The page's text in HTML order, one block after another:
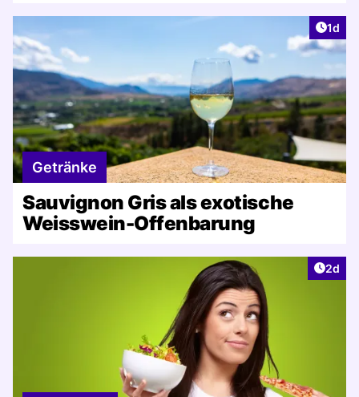
1d
Getränke
Sauvignon Gris als exotische
Weisswein-Offenbarung
2d